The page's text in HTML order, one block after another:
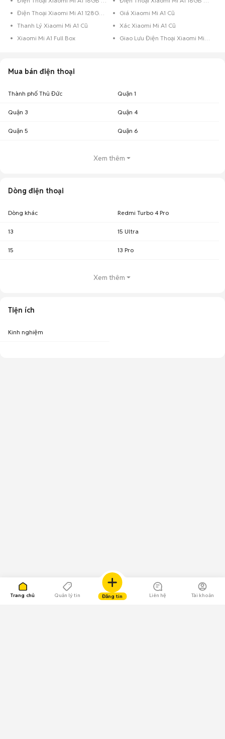
Trang chủ Quản lý tin Đăng tin Liên hệ Tài khoản
Điện Thoại Xiaomi Mi A1 128GB Đen
Giá Xiaomi Mi A1 Cũ
Thanh Lý Xiaomi Mi A1 Cũ
Xác Xiaomi Mi A1 Cũ
Xiaomi Mi A1 Full Box
Giao Lưu Điện Thoại Xiaomi Mi A1
Mua bán điện thoại
Thành phố Thủ Đức Quận 1
Quận 3 Quận 4
Quận 5 Quận 6
Xem thêm
Dòng điện thoại
Dòng khác Redmi Turbo 4 Pro
13 15 Ultra
15 13 Pro
Xem thêm
Tiện ích
Kinh nghiệm